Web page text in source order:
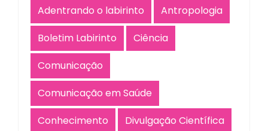
Adentrando o labirinto
Antropologia
Boletim Labirinto
Ciência
Comunicação
Comunicação em Saúde
Conhecimento
Divulgação Científica